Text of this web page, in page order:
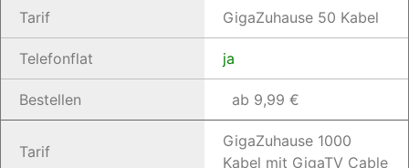
Tarif GigaZuhause 50 Kabel
Telefonflat ja
Bestellen ab 9,99 €
Tarif
GigaZuhause 1000
Kabel mit GigaTV Cable